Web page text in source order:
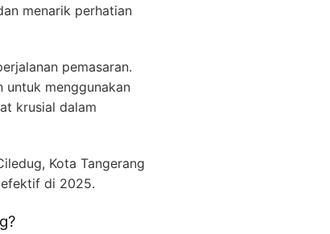
menarik perhatian
pemasaran.
untuk menggunakan
krusial dalam
Kota Tangerang
di 2025.